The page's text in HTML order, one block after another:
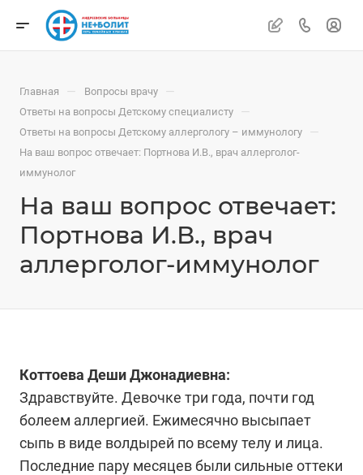
Главная — Вопросы врачу —
Ответы на вопросы Детскому специалисту —
Ответы на вопросы Детскому аллергологу – иммунологу —
На ваш вопрос отвечает: Портнова И.В., врач аллерголог-
иммунолог
На ваш вопрос отвечает:
Портнова И.В., врач
аллерголог-иммунолог
Коттоева Деши Джонадиевна:
Здравствуйте. Девочке три года, почти год
болеем аллергией. Ежимесячно высыпает
сыпь в виде волдырей по всему телу и лица.
Последние пару месяцев были сильные оттеки